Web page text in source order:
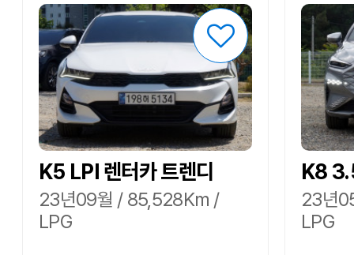
K5 LPI 렌터카 트렌디
23년09월 / 85,528Km /
LPG
K8
23년
LPG